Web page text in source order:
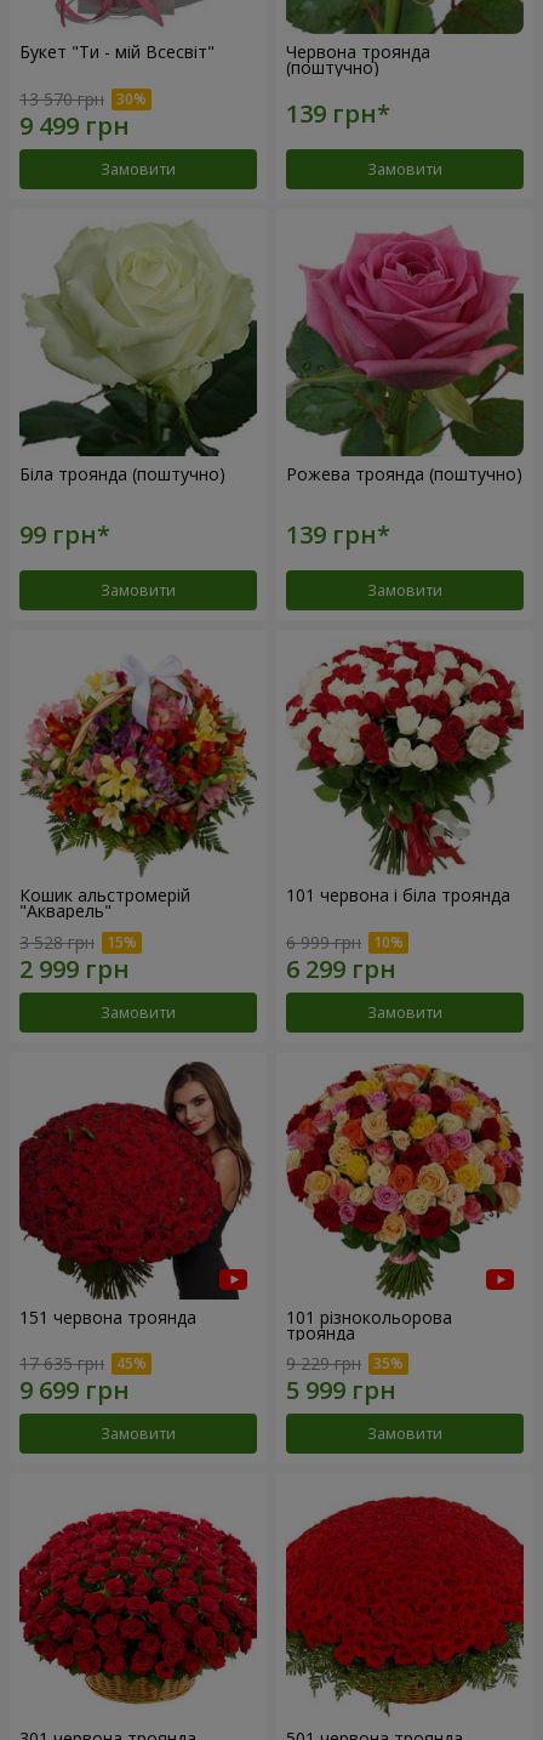
Букет "Ти - мій Всесвіт"
13 570 грн
Замовити
Червона троянда
(поштучно)
Замовити
Біла троянда (поштучно)
Замовити
Рожева троянда (поштучно)
Замовити
Кошик альстромерій
"Акварель"
3 528 грн
Замовити
101 червона і біла троянда
6 999 грн
Замовити
151 червона троянда
17 635 грн
Замовити
101 різнокольорова
троянда
9 229 грн
Замовити